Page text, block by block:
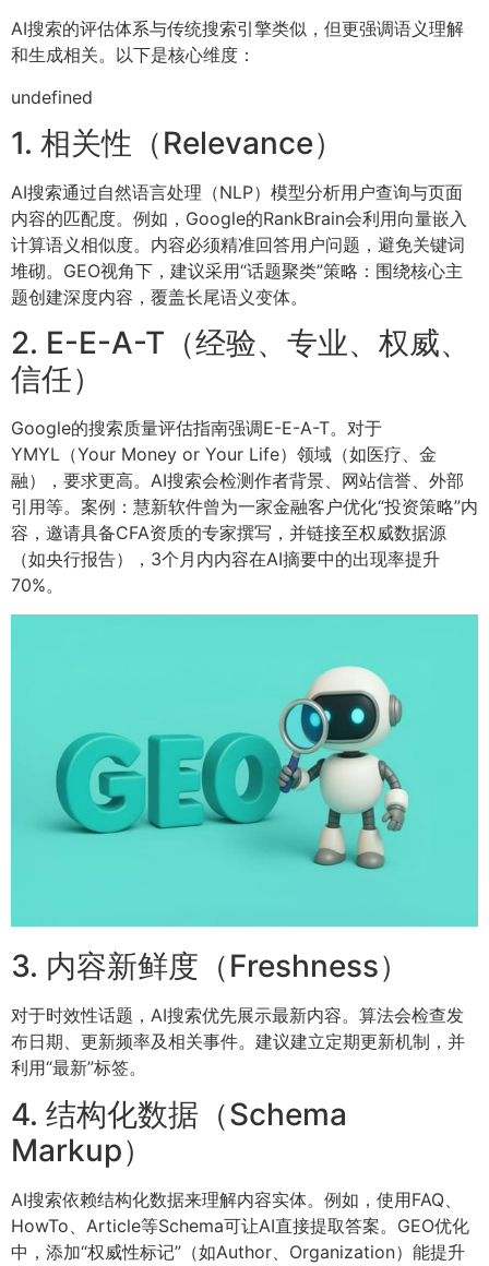
AI搜索的评估体系与传统搜索引擎类似，但更强调语义理解
和生成相关。以下是核心维度：
undefined
1. 相关性（Relevance）
AI搜索通过自然语言处理（NLP）模型分析用户查询与页面
内容的匹配度。例如，Google的RankBrain会利用向量嵌入
计算语义相似度。内容必须精准回答用户问题，避免关键词
堆砌。GEO视角下，建议采用“话题聚类”策略：围绕核心主
题创建深度内容，覆盖长尾语义变体。
2. E-E-A-T（经验、专业、权威、
信任）
Google的搜索质量评估指南强调E-E-A-T。对于
YMYL（Your Money or Your Life）领域（如医疗、金
融），要求更高。AI搜索会检测作者背景、网站信誉、外部
引用等。案例：慧新软件曾为一家金融客户优化“投资策略”内
容，邀请具备CFA资质的专家撰写，并链接至权威数据源
（如央行报告），3个月内内容在AI摘要中的出现率提升
70%。
3. 内容新鲜度（Freshness）
对于时效性话题，AI搜索优先展示最新内容。算法会检查发
布日期、更新频率及相关事件。建议建立定期更新机制，并
利用“最新”标签。
4. 结构化数据（Schema
Markup）
AI搜索依赖结构化数据来理解内容实体。例如，使用FAQ、
HowTo、Article等Schema可让AI直接提取答案。GEO优化
中，添加“权威性标记”（如Author、Organization）能提升